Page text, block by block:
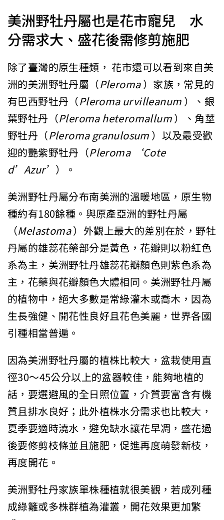
美洲野牡丹屬也是花市寵兒 水
分需求大、盛花後需修剪施肥
除了臺灣的原生種類， 花市還可以看到來自美
洲的美洲野牡丹屬（Pleroma）家族，常見的
有巴西野牡丹（Pleroma urvilleanum）、銀
葉野牡丹（Pleroma heteromallum）、角莖
野牡丹（Pleroma granulosum）以及最受歡
迎的艷紫野牡丹（Pleroma ‘Cote
d’Azur’ ）。
美洲野牡丹屬分布南美洲的溫暖地區，原生物
種約有180餘種。與原產亞洲的野牡丹屬
（Melastoma）外觀上最大的差別在於，野牡
丹屬的雄蕊花藥部分是黃色，花瓣則以粉紅色
系為主，美洲野牡丹雄蕊花瓣顏色則紫色系為
主，花藥與花瓣顏色大體相同。美洲野牡丹屬
的植物中，絕大多數是常綠灌木或喬木，因為
生長強健、開花性良好且花色美麗，世界各國
引種相當普遍。
因為美洲野牡丹屬的植株比較大，盆栽使用直
徑30～45公分以上的盆器較佳，能夠地植的
話，要選避風的全日照位置，介質要富含有機
質且排水良好；此外植株水分需求也比較大，
夏季要適時澆水，避免缺水讓花早凋，盛花過
後要修剪枝條並且施肥，促進再度萌發新枝，
再度開花。
美洲野牡丹家族單株種植就很美觀，若成列種
成綠籬或多株群植為灌叢，開花效果更加繁